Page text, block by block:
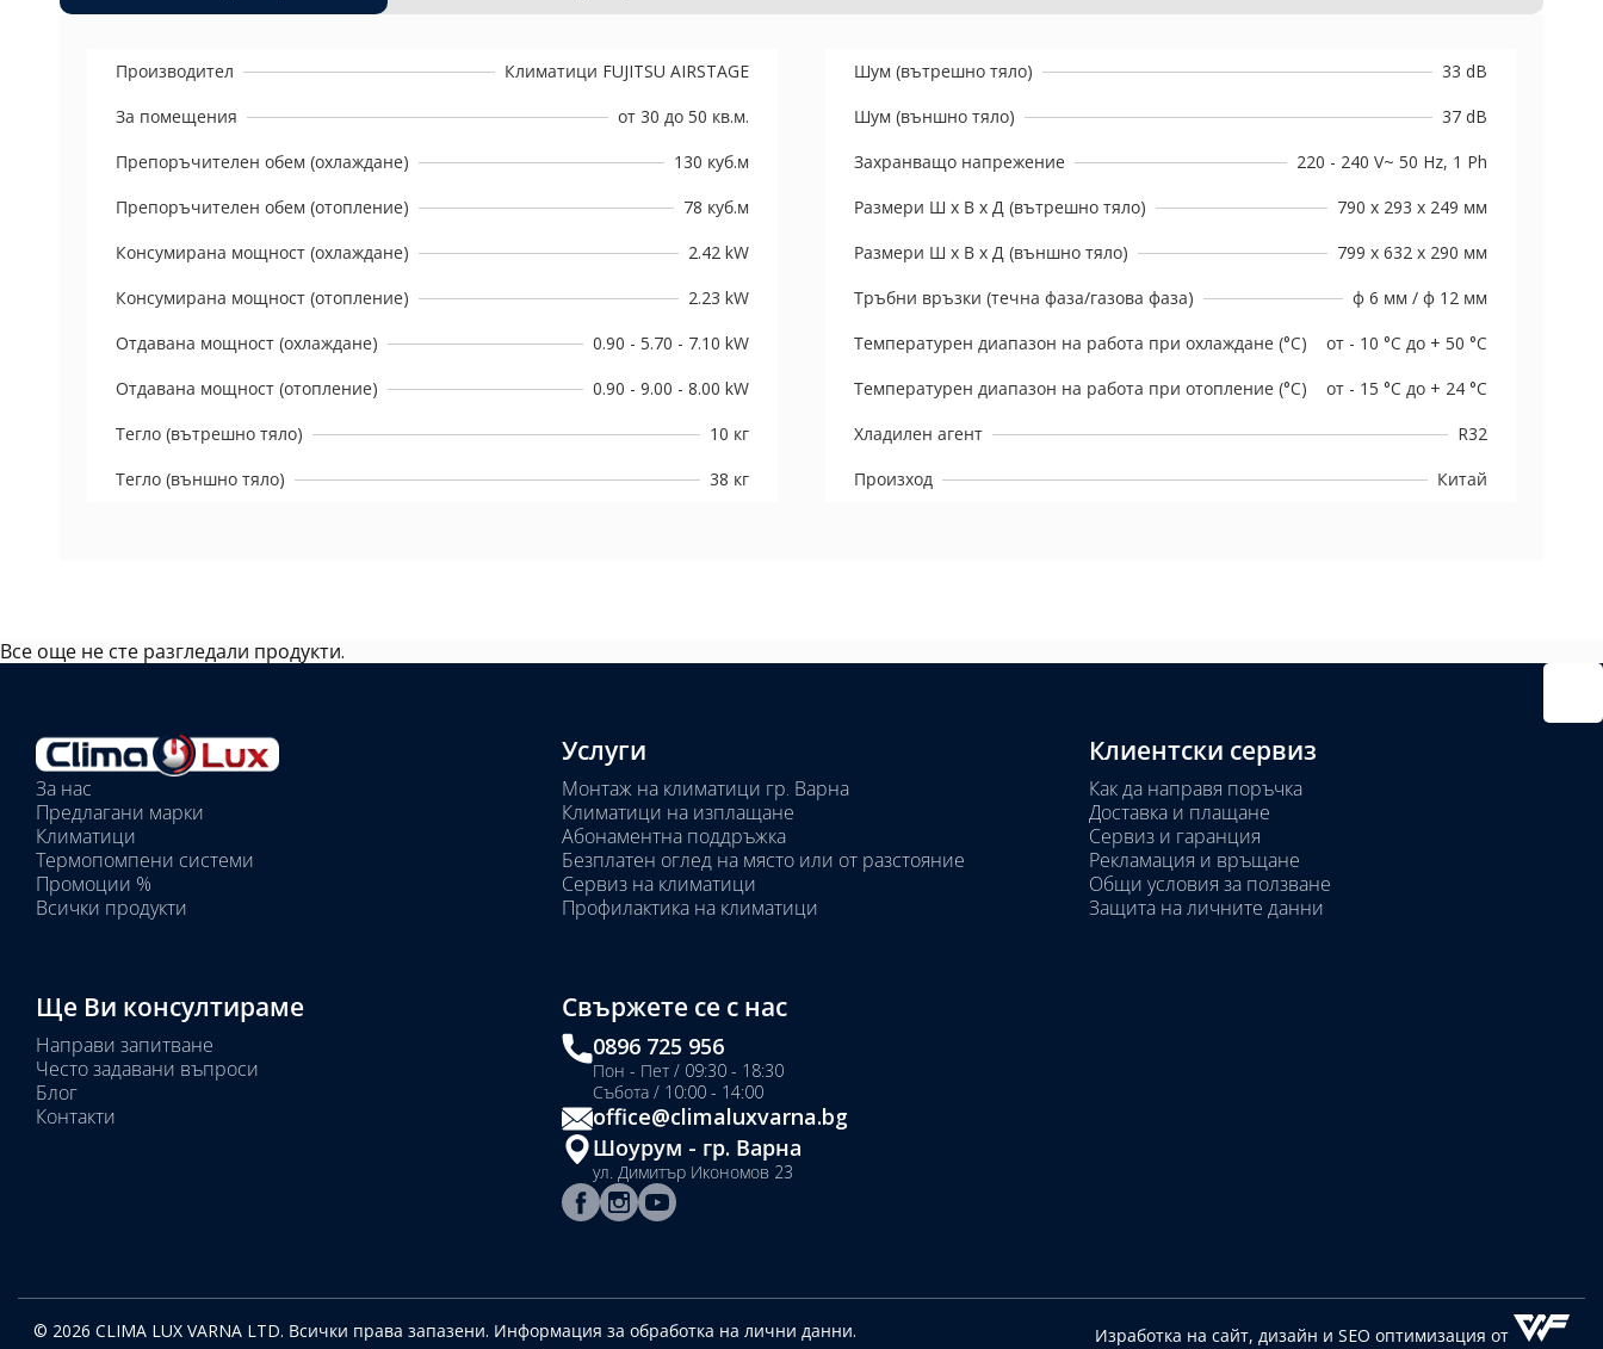
Производител
Климатици FUJITSU AIRSTAGE
За помещения
от 30 до 50 кв.м.
Препоръчителен обем (охлаждане)
130 куб.м
Препоръчителен обем (отопление)
78 куб.м
Консумирана мощност (охлаждане)
2.42 kW
Консумирана мощност (отопление)
2.23 kW
Отдавана мощност (охлаждане)
0.90 - 5.70 - 7.10 kW
Отдавана мощност (отопление)
0.90 - 9.00 - 8.00 kW
Тегло (вътрешно тяло)
10 кг
Тегло (външно тяло)
38 кг
Шум (вътрешно тяло)
33 dB
Шум (външно тяло)
37 dB
Захранващо напрежение
220 - 240 V~ 50 Hz, 1 Ph
Размери Ш х В х Д (вътрешно тяло)
790 x 293 x 249 мм
Размери Ш х В х Д (външно тяло)
799 x 632 x 290 мм
Тръбни връзки (течна фаза/газова фаза)
ф 6 мм / ф 12 мм
Температурен диапазон на работа при охлаждане (°C)
от - 10 °C до + 50 °C
Температурен диапазон на работа при отопление (°C)
от - 15 °C до + 24 °C
Хладилен агент
R32
Произход
Китай
Все още не сте разгледали продукти.
Избрани
вътрешни
тела:
Избрано
тяло:
За нас
Предлагани марки
Климатици
Термопомпени системи
Промоции %
Всички продукти
Услуги
Монтаж на климатици гр. Варна
Климатици на изплащане
Абонаментна поддръжка
Безплатен оглед на място или от разстояние
Сервиз на климатици
Профилактика на климатици
Клиентски сервиз
Как да направя поръчка
Доставка и плащане
Сервиз и гаранция
Рекламация и връщане
Общи условия за ползване
Защита на личните данни
Ще Ви консултираме
Направи запитване
Често задавани въпроси
Блог
Контакти
Свържете се с нас
0896 725 956
Пон - Пет / 09:30 - 18:30
Събота / 10:00 - 14:00
office@climaluxvarna.bg
Шоурум - гр. Варна
ул. Димитър Икономов 23
© 2026 CLIMA LUX VARNA LTD. Всички права запазени. Информация за обработка на лични данни. Изработка на сайт, дизайн и SEO оптимизация от